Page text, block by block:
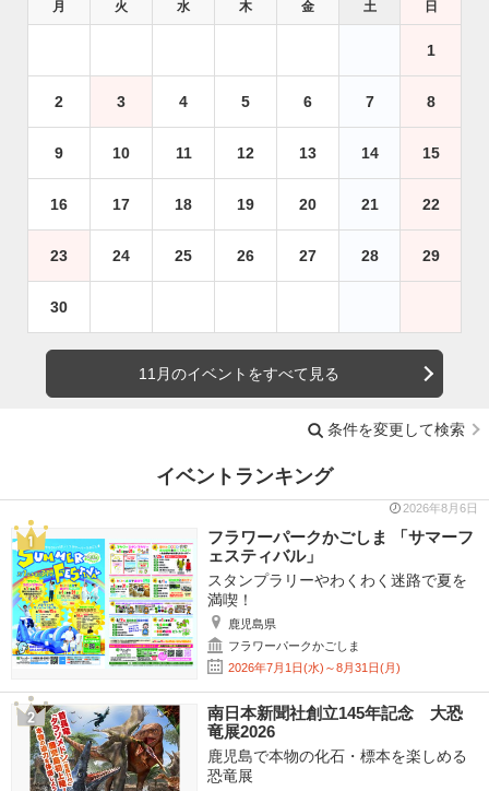
月 火 水 木 金 土 日
1
2 3 4 5 6 7 8
9 10 11 12 13 14 15
16 17 18 19 20 21 22
23 24 25 26 27 28 29
30
11月のイベントをすべて見る
条件を変更して検索
イベントランキング
2026年8月6日
フラワーパークかごしま 「サマーフ
ェスティバル」
スタンプラリーやわくわく迷路で夏を
満喫！
鹿児島県
フラワーパークかごしま
2026年7月1日(水)～8月31日(月)
南日本新聞社創立145年記念 大恐
竜展2026
鹿児島で本物の化石・標本を楽しめる
恐竜展